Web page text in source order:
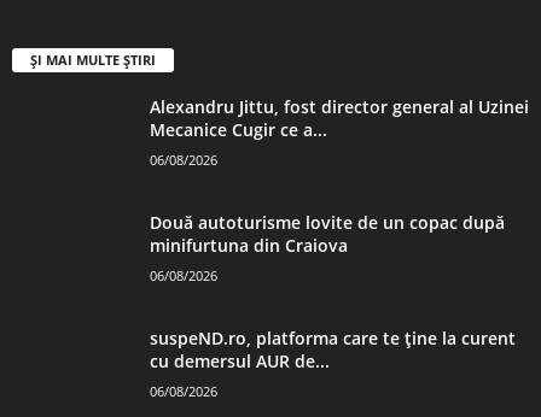
ȘI MAI MULTE ȘTIRI
Alexandru Jittu, fost director general al Uzinei
Mecanice Cugir ce a...
06/08/2026
Două autoturisme lovite de un copac după
minifurtuna din Craiova
06/08/2026
suspeND.ro, platforma care te ține la curent
cu demersul AUR de...
06/08/2026